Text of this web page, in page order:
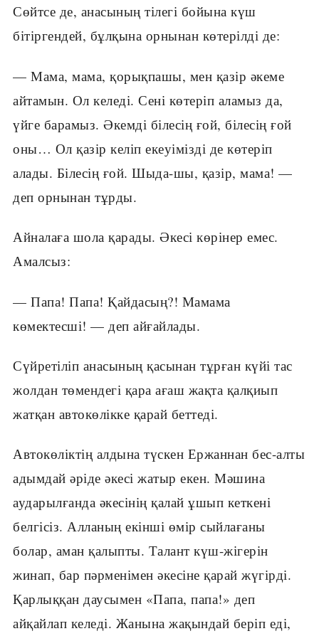
Сөйтсе де, анасының тілегі бойына күш
бітіргендей, бұлқына орнынан көтерілді де:
— Мама, мама, қорықпашы, мен қазір әкеме
айтамын. Ол келеді. Сені көтеріп аламыз да,
үйге барамыз. Әкемді білесің ғой, білесің ғой
оны… Ол қазір келіп екеуімізді де көтеріп
алады. Білесің ғой. Шыда-шы, қазір, мама! —
деп орнынан тұрды.
Айналаға шола қарады. Әкесі көрінер емес.
Амалсыз:
— Папа! Папа! Қайдасың?! Мамама
көмектесші! — деп айғайлады.
Сүйретіліп анасының қасынан тұрған күйі тас
жолдан төмендегі қара ағаш жақта қалқиып
жатқан автокөлікке қарай беттеді.
Автокөліктің алдына түскен Ержаннан бес-алты
адымдай әріде әкесі жатыр екен. Мәшина
аударылғанда әкесінің қалай ұшып кеткені
белгісіз. Алланың екінші өмір сыйлағаны
болар, аман қалыпты. Талант күш-жігерін
жинап, бар пәрменімен әкесіне қарай жүгірді.
Қарлыққан даусымен «Папа, папа!» деп
айқайлап келеді. Жанына жақындай беріп еді,